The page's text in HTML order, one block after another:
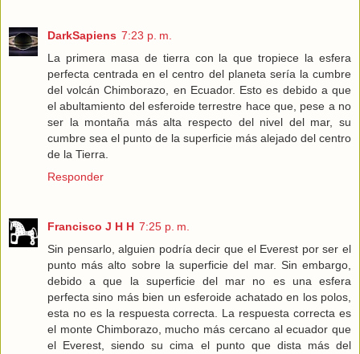
DarkSapiens 7:23 p. m.
La primera masa de tierra con la que tropiece la esfera
perfecta centrada en el centro del planeta sería la cumbre
del volcán Chimborazo, en Ecuador. Esto es debido a que
el abultamiento del esferoide terrestre hace que, pese a no
ser la montaña más alta respecto del nivel del mar, su
cumbre sea el punto de la superficie más alejado del centro
de la Tierra.
Responder
Francisco J H H 7:25 p. m.
Sin pensarlo, alguien podría decir que el Everest por ser el
punto más alto sobre la superficie del mar. Sin embargo,
debido a que la superficie del mar no es una esfera
perfecta sino más bien un esferoide achatado en los polos,
esta no es la respuesta correcta. La respuesta correcta es
el monte Chimborazo, mucho más cercano al ecuador que
el Everest, siendo su cima el punto que dista más del